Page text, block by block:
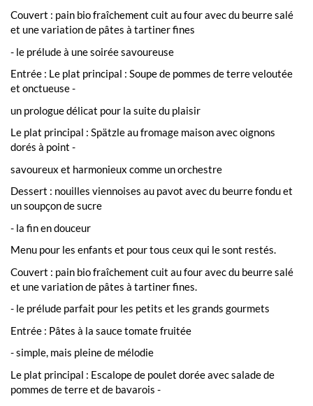
Couvert : pain bio fraîchement cuit au four avec du beurre salé
et une variation de pâtes à tartiner fines
- le prélude à une soirée savoureuse
Entrée : Le plat principal : Soupe de pommes de terre veloutée
et onctueuse -
un prologue délicat pour la suite du plaisir
Le plat principal : Spätzle au fromage maison avec oignons
dorés à point -
savoureux et harmonieux comme un orchestre
Dessert : nouilles viennoises au pavot avec du beurre fondu et
un soupçon de sucre
- la fin en douceur
Menu pour les enfants et pour tous ceux qui le sont restés.
Couvert : pain bio fraîchement cuit au four avec du beurre salé
et une variation de pâtes à tartiner fines.
- le prélude parfait pour les petits et les grands gourmets
Entrée : Pâtes à la sauce tomate fruitée
- simple, mais pleine de mélodie
Le plat principal : Escalope de poulet dorée avec salade de
pommes de terre et de bavarois -